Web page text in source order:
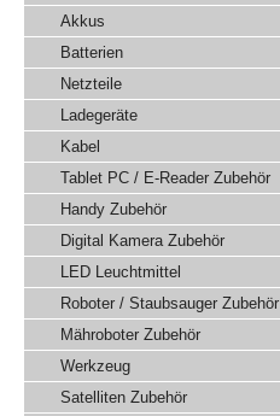
Akkus
Batterien
Netzteile
Ladegeräte
Kabel
Tablet PC / E-Reader Zubehör
Handy Zubehör
Digital Kamera Zubehör
LED Leuchtmittel
Roboter / Staubsauger Zubehör
Mähroboter Zubehör
Werkzeug
Satelliten Zubehör